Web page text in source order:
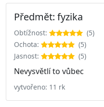
Předmět: fyzika
Obtížnost:
(5)
Ochota:
(5)
Jasnost:
(5)
Nevysvětlí to vůbec
vytvořeno: 11 rk